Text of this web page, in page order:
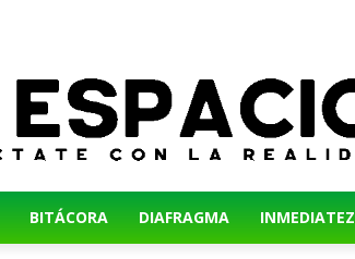
BITÁCORA DIAFRAGMA INMEDIATEZ